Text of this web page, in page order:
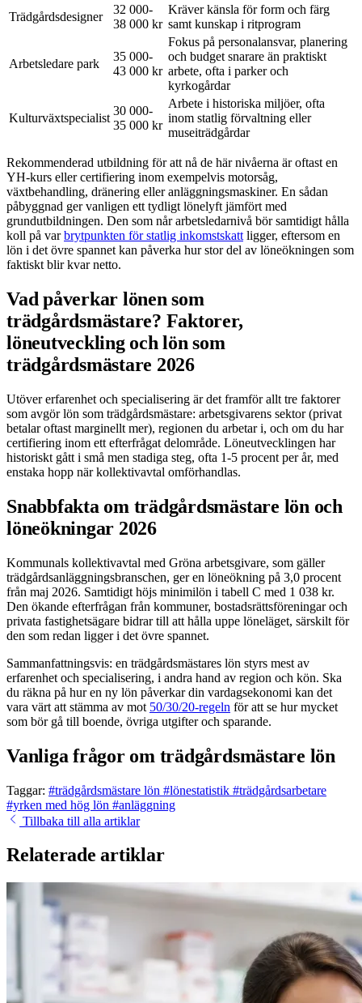
Trädgårdsdesigner
32 000-
38 000 kr
Kräver känsla för form och färg
samt kunskap i ritprogram
Arbetsledare park
35 000-
43 000 kr
Fokus på personalansvar, planering
och budget snarare än praktiskt
arbete, ofta i parker och
kyrkogårdar
Kulturväxtspecialist
30 000-
35 000 kr
Arbete i historiska miljöer, ofta
inom statlig förvaltning eller
museiträdgårdar
Rekommenderad utbildning för att nå de här nivåerna är oftast en
YH-kurs eller certifiering inom exempelvis motorsåg,
växtbehandling, dränering eller anläggningsmaskiner. En sådan
påbyggnad ger vanligen ett tydligt lönelyft jämfört med
grundutbildningen. Den som når arbetsledarnivå bör samtidigt hålla
koll på varbrytpunkten för statlig inkomstskatt ligger, eftersom en
lön i det övre spannet kan påverka hur stor del av löneökningen som
faktiskt blir kvar netto.
Vad påverkar lönen som
trädgårdsmästare? Faktorer,
löneutveckling och lön som
trädgårdsmästare 2026
Utöver erfarenhet och specialisering är det framför allt tre faktorer
som avgör lön som trädgårdsmästare: arbetsgivarens sektor (privat
betalar oftast marginellt mer), regionen du arbetar i, och om du har
certifiering inom ett efterfrågat delområde. Löneutvecklingen har
historiskt gått i små men stadiga steg, ofta 1-5 procent per år, med
enstaka hopp när kollektivavtal omförhandlas.
Snabbfakta om trädgårdsmästare lön och
löneökningar 2026
Kommunals kollektivavtal med Gröna arbetsgivare, som gäller
trädgårdsanläggningsbranschen, ger en löneökning på 3,0 procent
från maj 2026. Samtidigt höjs minimilön i tabell C med 1 038 kr.
Den ökande efterfrågan från kommuner, bostadsrättsföreningar och
privata fastighetsägare bidrar till att hålla uppe löneläget, särskilt för
den som redan ligger i det övre spannet.
Sammanfattningsvis: en trädgårdsmästares lön styrs mest av
erfarenhet och specialisering, i andra hand av region och kön. Ska
du räkna på hur en ny lön påverkar din vardagsekonomi kan det
vara värt att stämma av mot 50/30/20-regeln för att se hur mycket
som bör gå till boende, övriga utgifter och sparande.
Vanliga frågor om trädgårdsmästare lön
Taggar: #trädgårdsmästare lön #lönestatistik #trädgårdsarbetare
#yrken med hög lön #anläggning
Tillbaka till alla artiklar
Relaterade artiklar